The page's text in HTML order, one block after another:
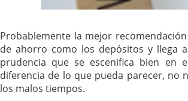
Probablemente la mejor
de ahorro como los depósitos y llega
prudencia que se escenifica bien en
diferencia de lo que pueda parecer, no
los malos tiempos.